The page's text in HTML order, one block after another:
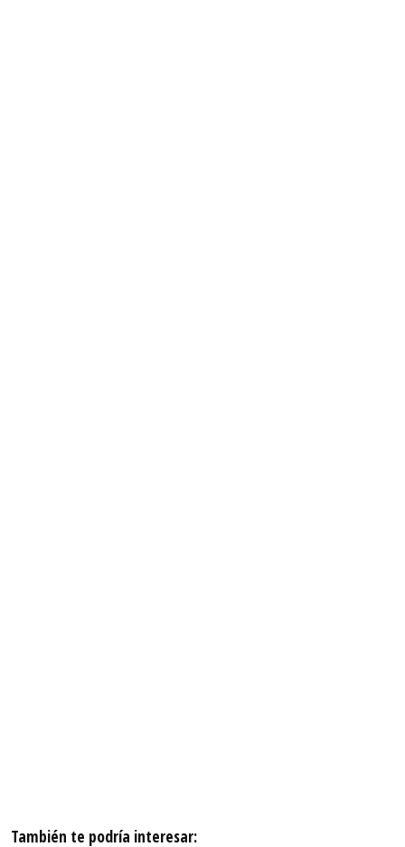
También te podría interesar: